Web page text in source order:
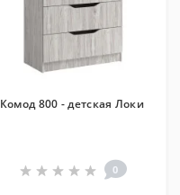
Комод 800 - детская Локи
0